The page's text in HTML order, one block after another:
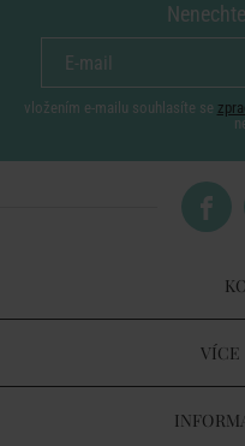
vložením e-mailu souhlasíte se
VÍCE